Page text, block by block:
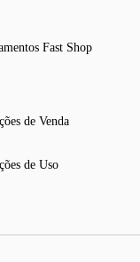
Fast Shop
de Venda
de Uso